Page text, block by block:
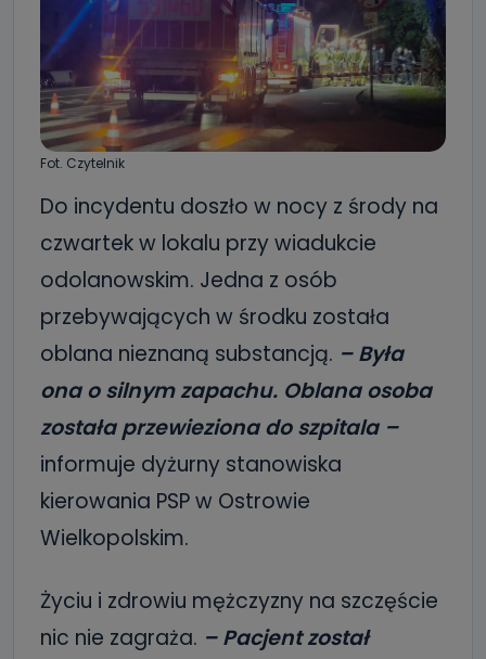
Fot. Czytelnik
Do incydentu doszło w nocy z środy na
czwartek w lokalu przy wiadukcie
odolanowskim. Jedna z osób
przebywających w środku została
oblana nieznaną substancją. – Była
ona o silnym zapachu. Oblana osoba
została przewieziona do szpitala –
informuje dyżurny stanowiska
kierowania PSP w Ostrowie
Wielkopolskim.
Życiu i zdrowiu mężczyzny na szczęście
nic nie zagraża. – Pacjent został